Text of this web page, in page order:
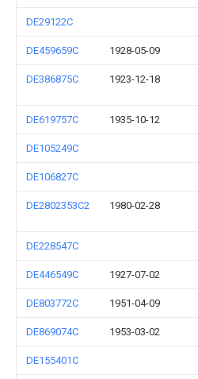
DE29122C
DE459659C 1928-05-09
DE386875C 1923-12-18
DE619757C 1935-10-12
DE105249C
DE106827C
DE2802353C2 1980-02-28
DE228547C
DE446549C 1927-07-02
DE803772C 1951-04-09
DE869074C 1953-03-02
DE155401C